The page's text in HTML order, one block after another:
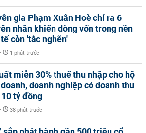
gia Phạm Xuân Hoè chỉ ra 6
nhân khiến dòng vốn trong nền
còn 'tắc nghẽn'
- 1 phút trước
miễn 30% thuế thu nhập cho hộ
doanh nghiệp có doanh thu
tỷ đồng
- 38 phút trước